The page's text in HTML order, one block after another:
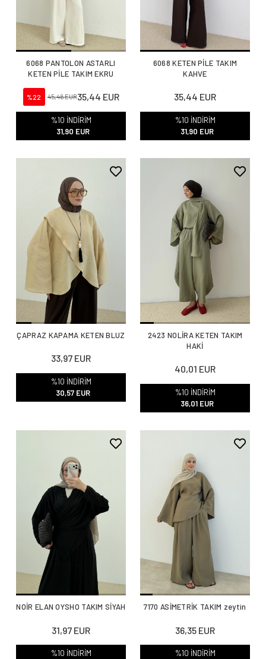
6068 PANTOLON ASTARLI
KETEN PİLE TAKIM EKRU
%22 45,46 EUR35,44 EUR
%10 İNDİRİM
31,90 EUR
6068 KETEN PİLE TAKIM
KAHVE
35,44 EUR
%10 İNDİRİM
31,90 EUR
ÇAPRAZ KAPAMA KETEN BLUZ
33,97 EUR
%10 İNDİRİM
30,57 EUR
2423 NOLİRA KETEN TAKIM
HAKİ
40,01 EUR
%10 İNDİRİM
36,01 EUR
NOİR ELAN OYSHO TAKIM SİYAH
31,97 EUR
%10 İNDİRİM
7170 ASİMETRİK TAKIM zeytin
36,35 EUR
%10 İNDİRİM